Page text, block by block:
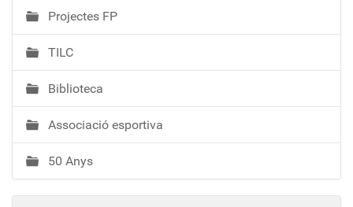
Projectes FP
TILC
Biblioteca
Associació esportiva
50 Anys